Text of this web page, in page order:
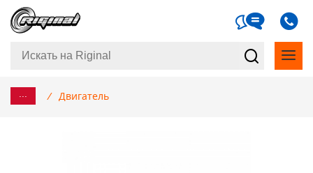
... / Двигатель